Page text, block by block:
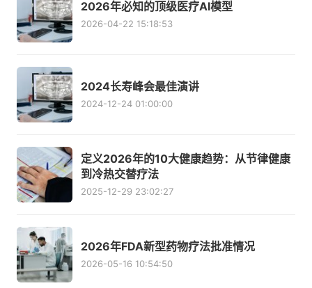
2026年必知的顶级医疗AI模型
2026-04-22 15:18:53
2024长寿峰会最佳演讲
2024-12-24 01:00:00
定义2026年的10大健康趋势：从节律健康
到冷热交替疗法
2025-12-29 23:02:27
2026年FDA新型药物疗法批准情况
2026-05-16 10:54:50